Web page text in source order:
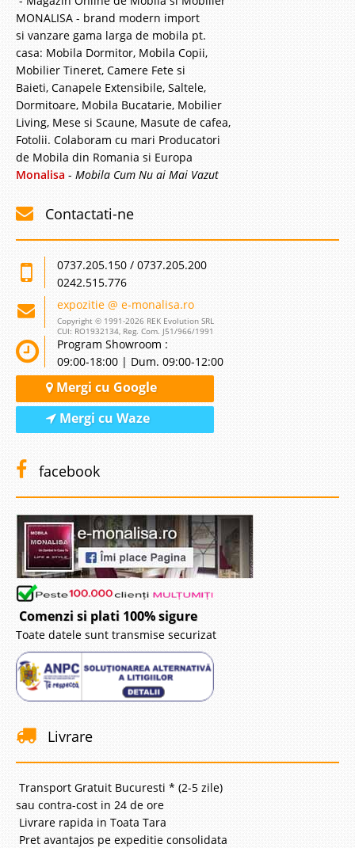
4.042 Lei
Pret Redus 2.815 Lei
Stoc Epuizat - Indisponibil
Adauga la Favorite
MONALISA - brand modern import
si vanzare gama larga de mobila pt.
casa: Mobila Dormitor, Mobila Copii,
Mobilier Tineret, Camere Fete si
Baieti, Canapele Extensibile, Saltele,
Dormitoare, Mobila Bucatarie, Mobilier
Living, Mese si Scaune, Masute de cafea,
Fotolii. Colaboram cu mari Producatori
de Mobila din Romania si Europa
Monalisa - Mobila Cum Nu ai Mai Vazut
Contactati-ne
0737.205.150 / 0737.205.200
0242.515.776
expozitie @ e-monalisa.ro
Copyright © 1991-2026 REK Evolution SRL
CUI: RO1932134, Reg. Com. J51/966/1991
Program Showroom :
09:00-18:00 | Dum. 09:00-12:00
Mergi cu Google
Mergi cu Waze
facebook
Comenzi si plati 100% sigure
Toate datele sunt transmise securizat
Livrare
Transport Gratuit Bucuresti * (2-5 zile)
sau contra-cost in 24 de ore
Livrare rapida in Toata Tara
Pret avantajos pe expeditie consolidata